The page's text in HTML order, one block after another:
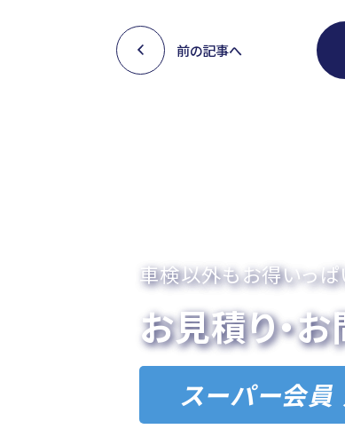
前の記事へ
車検以外もお得いっぱ
お見積り・
スーパー会員